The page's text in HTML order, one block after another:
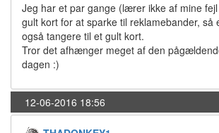
Jeg har et par gange (lærer ikke af mine
gult kort for at sparke til reklamebander, så
også tangere til et gult kort.
Tror det afhænger meget af den
dagen :)
12-06-2016 18:56